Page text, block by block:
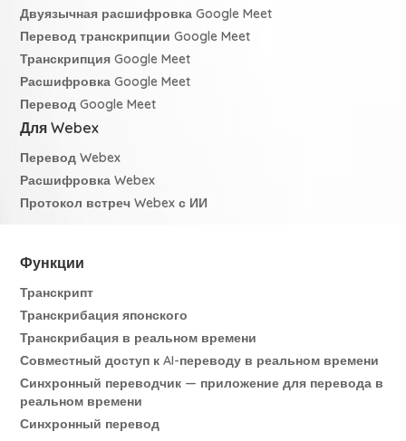
Двуязычная расшифровка Google Meet
Перевод транскрипции Google Meet
Транскрипция Google Meet
Расшифровка Google Meet
Перевод Google Meet
Для Webex
Перевод Webex
Расшифровка Webex
Протокол встреч Webex с ИИ
Функции
Транскрипт
Транскрибация японского
Транскрибация в реальном времени
Совместный доступ к AI-переводу в реальном времени
Синхронный переводчик — приложение для перевода в
реальном времени
Синхронный перевод